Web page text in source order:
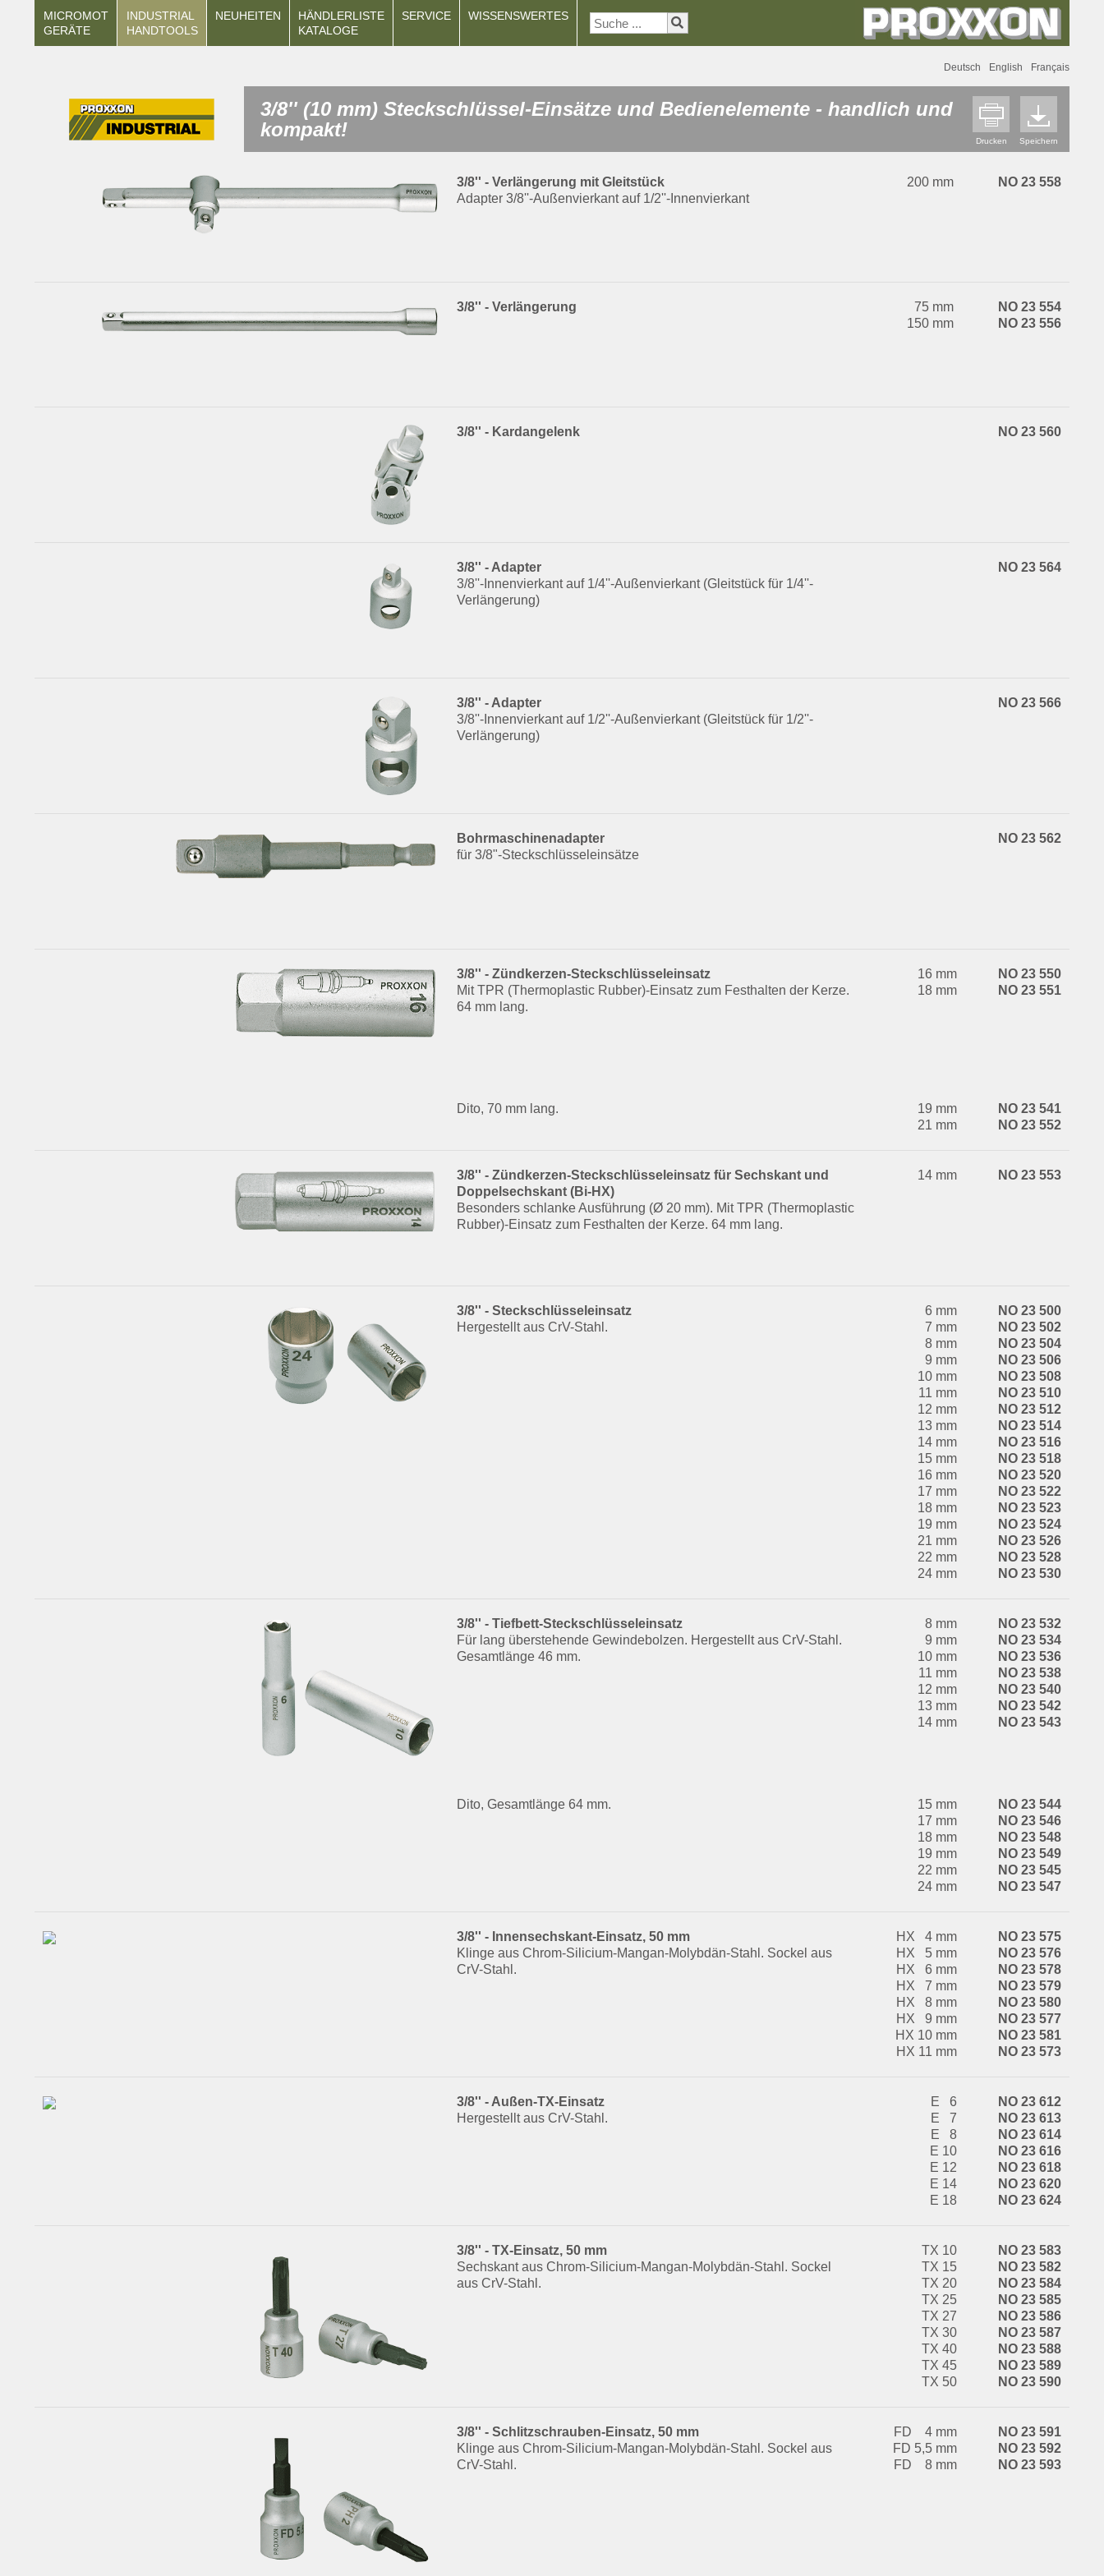
MICROMOT
GERÄTE
INDUSTRIAL
HANDTOOLS
NEUHEITEN
HÄNDLERLISTE
KATALOGE
SERVICE WISSENSWERTES
Deutsch English Français
Drucken Speichern
3/8'' (10 mm) Steckschlüssel-Einsätze und Bedienelemente - handlich und
kompakt!
3/8'' - Verlängerung mit Gleitstück
Adapter 3/8''-Außenvierkant auf 1/2''-Innenvierkant
200 mm NO 23 558
3/8'' - Verlängerung 75 mm
NO 23 554
150 mm
NO 23 556
3/8'' - Kardangelenk NO 23 560
3/8'' - Adapter
3/8''-Innenvierkant auf 1/4''-Außenvierkant (Gleitstück für 1/4''-
Verlängerung)
NO 23 564
3/8'' - Adapter
3/8''-Innenvierkant auf 1/2''-Außenvierkant (Gleitstück für 1/2''-
Verlängerung)
NO 23 566
Bohrmaschinenadapter
für 3/8"-Steckschlüsseleinsätze
NO 23 562
3/8'' - Zündkerzen-Steckschlüsseleinsatz
Mit TPR (Thermoplastic Rubber)-Einsatz zum Festhalten der Kerze.
64 mm lang.
16 mm
NO 23 550
18 mm
NO 23 551
Dito, 70 mm lang. 19 mm
NO 23 541
21 mm
NO 23 552
3/8'' - Zündkerzen-Steckschlüsseleinsatz für Sechskant und
Doppelsechskant (Bi-HX)
Besonders schlanke Ausführung (Ø 20 mm). Mit TPR (Thermoplastic
Rubber)-Einsatz zum Festhalten der Kerze. 64 mm lang.
14 mm NO 23 553
3/8'' - Steckschlüsseleinsatz
Hergestellt aus CrV-Stahl.
6 mm
NO 23 500
7 mm
NO 23 502
8 mm
NO 23 504
9 mm
NO 23 506
10 mm
NO 23 508
11 mm
NO 23 510
12 mm
NO 23 512
13 mm
NO 23 514
14 mm
NO 23 516
15 mm
NO 23 518
16 mm
NO 23 520
17 mm
NO 23 522
18 mm
NO 23 523
19 mm
NO 23 524
21 mm
NO 23 526
22 mm
NO 23 528
24 mm
NO 23 530
3/8'' - Tiefbett-Steckschlüsseleinsatz
Für lang überstehende Gewindebolzen. Hergestellt aus CrV-Stahl.
Gesamtlänge 46 mm.
8 mm
NO 23 532
9 mm
NO 23 534
10 mm
NO 23 536
11 mm
NO 23 538
12 mm
NO 23 540
13 mm
NO 23 542
14 mm
NO 23 543
Dito, Gesamtlänge 64 mm. 15 mm
NO 23 544
17 mm
NO 23 546
18 mm
NO 23 548
19 mm
NO 23 549
22 mm
NO 23 545
24 mm
NO 23 547
3/8'' - Innensechskant-Einsatz, 50 mm
Klinge aus Chrom-Silicium-Mangan-Molybdän-Stahl. Sockel aus
CrV-Stahl.
HX 4 mm
NO 23 575
HX 5 mm
NO 23 576
HX 6 mm
NO 23 578
HX 7 mm
NO 23 579
HX 8 mm
NO 23 580
HX 9 mm
NO 23 577
HX 10 mm
NO 23 581
HX 11 mm
NO 23 573
3/8'' - Außen-TX-Einsatz
Hergestellt aus CrV-Stahl.
E 6
NO 23 612
E 7
NO 23 613
E 8
NO 23 614
E 10
NO 23 616
E 12
NO 23 618
E 14
NO 23 620
E 18
NO 23 624
3/8'' - TX-Einsatz, 50 mm
Sechskant aus Chrom-Silicium-Mangan-Molybdän-Stahl. Sockel
aus CrV-Stahl.
TX 10
NO 23 583
TX 15
NO 23 582
TX 20
NO 23 584
TX 25
NO 23 585
TX 27
NO 23 586
TX 30
NO 23 587
TX 40
NO 23 588
TX 45
NO 23 589
TX 50
NO 23 590
3/8'' - Schlitzschrauben-Einsatz, 50 mm
Klinge aus Chrom-Silicium-Mangan-Molybdän-Stahl. Sockel aus
CrV-Stahl.
FD 4 mm
NO 23 591
FD 5,5 mm
NO 23 592
FD 8 mm
NO 23 593